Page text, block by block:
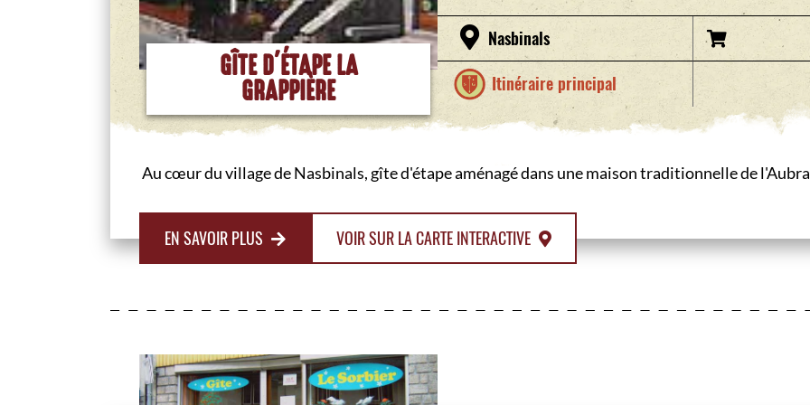
GÎTE D'ÉTAPE LA
GRAPPIÈRE
Nasbinals
Itinéraire principal
Au cœur du village de Nasbinals, gîte d'étape aménagé dans une maison traditionnelle de
EN SAVOIR PLUS VOIR SUR LA CARTE INTERACTIVE